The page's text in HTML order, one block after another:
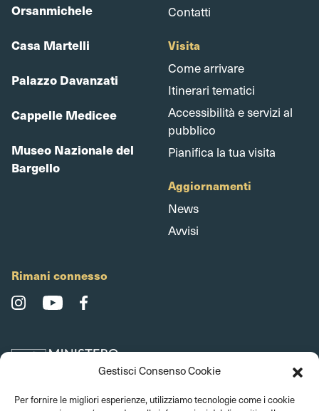
Gestisci Consenso Cookie
Per fornire le migliori esperienze, utilizziamo tecnologie come i cookie
Orsanmichele
Casa Martelli
Palazzo Davanzati
Cappelle Medicee
Museo Nazionale del
Bargello
Contatti
Visita
Come arrivare
Itinerari tematici
Accessibilità e servizi al
pubblico
Pianifica la tua visita
Aggiornamenti
News
Avvisi
Rimani connesso